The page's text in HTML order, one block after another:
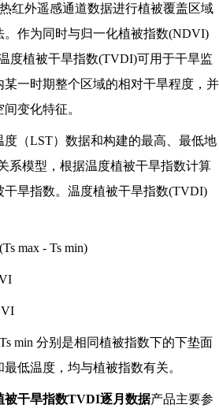
红外遥感通道数据进行植被覆盖区域
。作为同时与归一化植被指数(NDVI)
度植被干旱指数(TVDI)可用于干旱监
一时期整个区域的相对干旱程度，并
变化特征。
（LST）数据和构建的最高、最低地
系模型，根据温度植被干旱指数计算
旱指数。温度植被干旱指数(TVDI)
max - Ts min)
min 分别是相同植被指数下的下垫面
低温度，均与植被指数有关。
被干旱指数TVDI逐月数据产品主要参